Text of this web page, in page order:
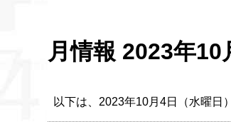
月情報 2023年10
以下は、2023年10月4日（水曜日